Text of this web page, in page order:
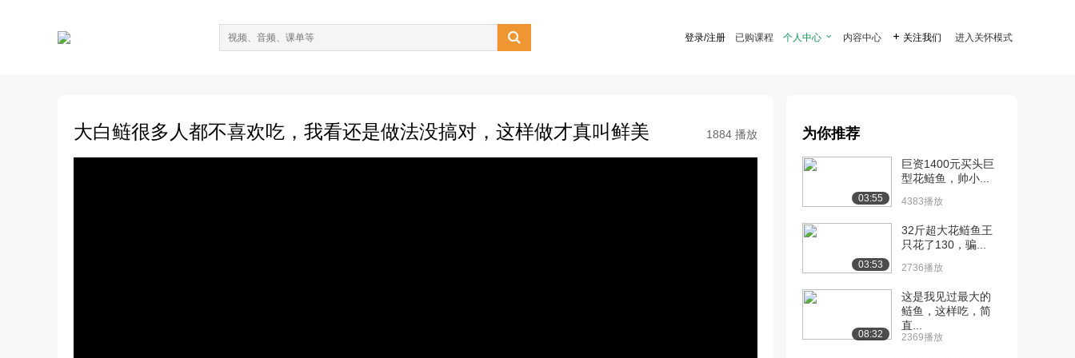
 登录/注册 已购课程 个人中心  内容中心  关注我们 进入关怀模式
大白鲢很多人都不喜欢吃，我看还是做法没搞对，这样做才真叫鲜美 1884 播放 为你推荐
03:55
巨资1400元买头巨
型花鲢鱼，帅小...
4383播放
03:53
32斤超大花鲢鱼王
只花了130，骗...
2736播放
08:32
这是我见过最大的
鲢鱼，这样吃，简
直...
2369播放